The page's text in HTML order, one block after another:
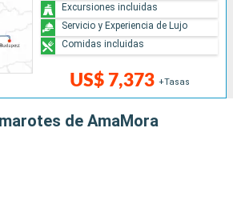
US$ 7,373 +Tasas
Excursiones incluidas
Servicio y Experiencia de Lujo
Comidas incluidas
de AmaMora